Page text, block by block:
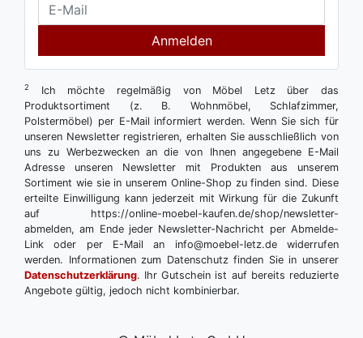
Anmelden
2
Ich möchte regelmäßig von Möbel Letz über das
Produktsortiment (z. B. Wohnmöbel, Schlafzimmer,
Polstermöbel) per E-Mail informiert werden. Wenn Sie sich für
unseren Newsletter registrieren, erhalten Sie ausschließlich von
uns zu Werbezwecken an die von Ihnen angegebene E-Mail
Adresse unseren Newsletter mit Produkten aus unserem
Sortiment wie sie in unserem Online-Shop zu finden sind. Diese
erteilte Einwilligung kann jederzeit mit Wirkung für die Zukunft
auf https://online-moebel-kaufen.de/shop/newsletter-
abmelden, am Ende jeder Newsletter-Nachricht per Abmelde-
Link oder per E-Mail an info@moebel-letz.de widerrufen
werden. Informationen zum Datenschutz finden Sie in unserer
Datenschutzerklärung. Ihr Gutschein ist auf bereits reduzierte
Angebote gültig, jedoch nicht kombinierbar.